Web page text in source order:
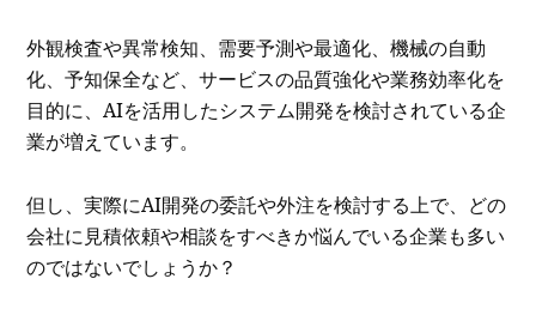
外観検査や異常検知、需要予測や最適化、機械の自動
化、予知保全など、サービスの品質強化や業務効率化を
目的に、AIを活用したシステム開発を検討されている企
業が増えています。
但し、実際にAI開発の委託や外注を検討する上で、どの
会社に見積依頼や相談をすべきか悩んでいる企業も多い
のではないでしょうか？